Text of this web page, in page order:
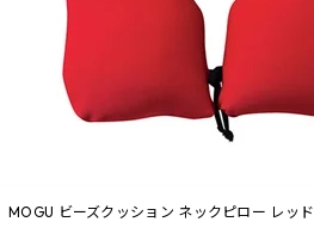
MOGU ビーズクッション ネックピロー レッド